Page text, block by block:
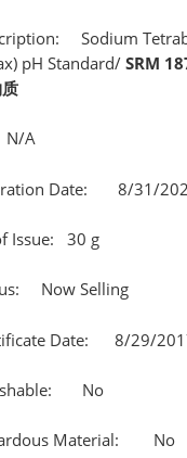
Sodium
pH Standard/SRM
A
Date: 8/31/
Issue: 30 g
Now Selling
Date: 8/29/
No
Material: No